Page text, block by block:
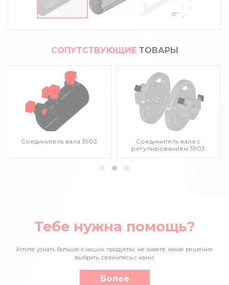
СОПУТСТВУЮЩИЕ ТОВАРЫ
Соединитель вала 3902
Соединитель вала с
регулированием 3903
Тебе нужна помощь?
Хотите узнать больше о наших продуктах, не знаете, какое решение
выбрать, свяжитесь с нами.
Более